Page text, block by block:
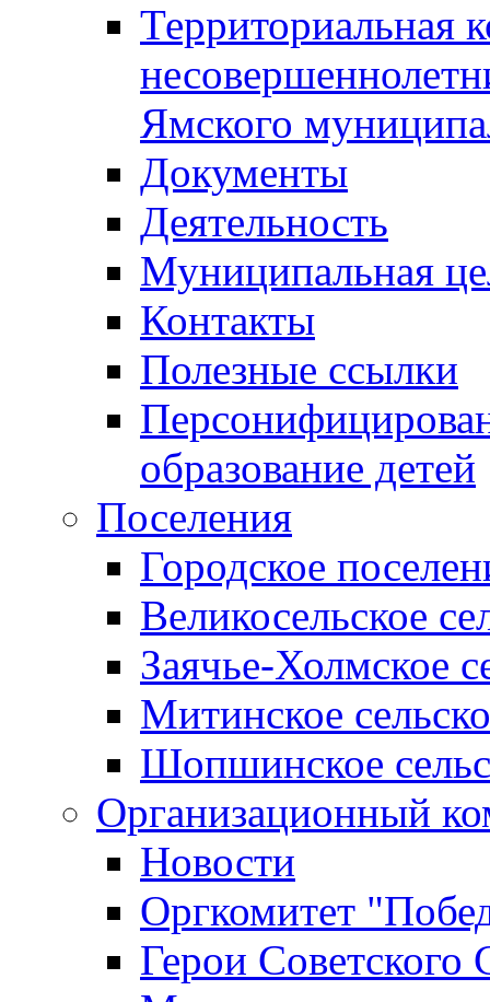
Территориальная
Ямского
Документы
Деятельность
Муниципальная
Контакты
Полезные ссылки
образование детей
Поселения
Городское
Великосельское
Заячье-Холмское
Митинское
Шопшинское
Организационный
Новости
Оргкомитет
Герои Советского